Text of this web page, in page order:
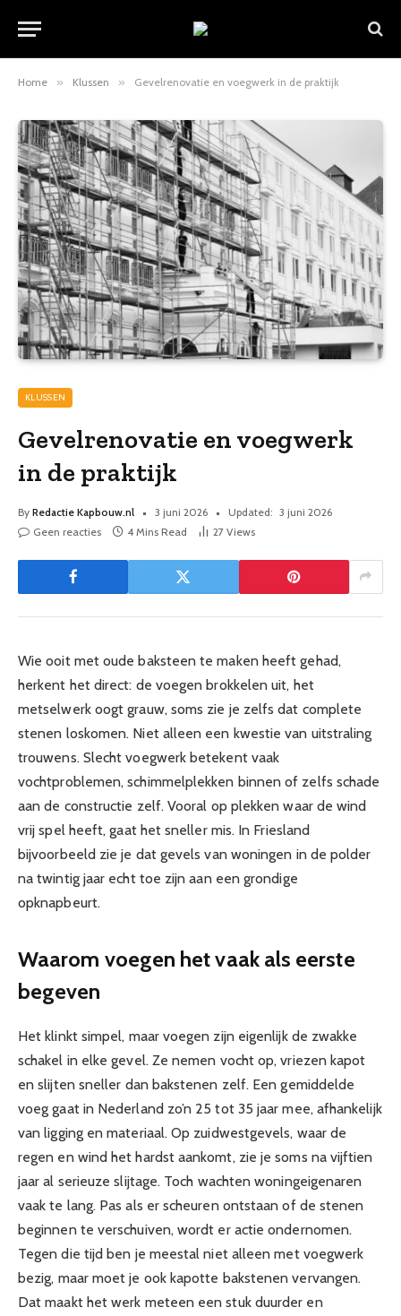
Home » Klussen » Gevelrenovatie en voegwerk in de praktijk
KLUSSEN
Gevelrenovatie en voegwerk
in de praktijk
By Redactie Kapbouw.nl 3 juni 2026 Updated: 3 juni 2026
Geen reacties
4 Mins Read 27 Views
Wie ooit met oude baksteen te maken heeft gehad,
herkent het direct: de voegen brokkelen uit, het
metselwerk oogt grauw, soms zie je zelfs dat complete
stenen loskomen. Niet alleen een kwestie van uitstraling
trouwens. Slecht voegwerk betekent vaak
vochtproblemen, schimmelplekken binnen of zelfs schade
aan de constructie zelf. Vooral op plekken waar de wind
vrij spel heeft, gaat het sneller mis. In Friesland
bijvoorbeeld zie je dat gevels van woningen in de polder
na twintig jaar echt toe zijn aan een grondige
opknapbeurt.
Waarom voegen het vaak als eerste
begeven
Het klinkt simpel, maar voegen zijn eigenlijk de zwakke
schakel in elke gevel. Ze nemen vocht op, vriezen kapot
en slijten sneller dan bakstenen zelf. Een gemiddelde
voeg gaat in Nederland zo’n 25 tot 35 jaar mee, afhankelijk
van ligging en materiaal. Op zuidwestgevels, waar de
regen en wind het hardst aankomt, zie je soms na vijftien
jaar al serieuze slijtage. Toch wachten woningeigenaren
vaak te lang. Pas als er scheuren ontstaan of de stenen
beginnen te verschuiven, wordt er actie ondernomen.
Tegen die tijd ben je meestal niet alleen met voegwerk
bezig, maar moet je ook kapotte bakstenen vervangen.
Dat maakt het werk meteen een stuk duurder en